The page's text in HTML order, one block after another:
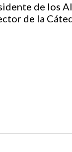
de los
de la